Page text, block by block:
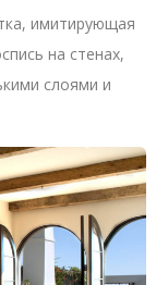
имитирующая
на стенах,
слоями и